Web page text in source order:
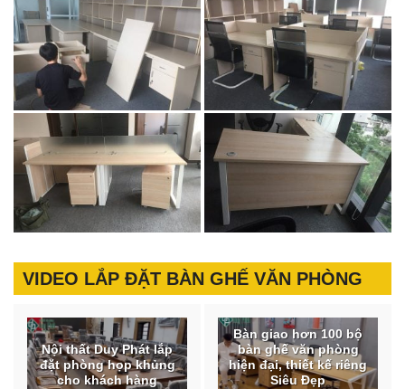
VIDEO LẮP ĐẶT BÀN GHẾ VĂN PHÒNG
Nội thất Duy Phát lắp
đặt phòng họp khủng
cho khách hàng
Bàn giao hơn 100 bộ
bàn ghế văn phòng
hiện đại, thiết kế riêng
Siêu Đẹp